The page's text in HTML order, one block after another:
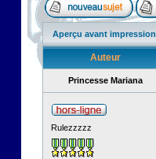
Aperçu avant impression
Auteur
Princesse Mariana
Rulezzzzz